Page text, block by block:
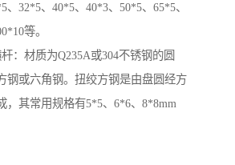
、32*5、40*5、40*3、50*5、65*5、
等。
：材质为Q235A或304不锈钢的圆
钢或六角钢。扭绞方钢是由盘圆经方
，其常用规格有5*5、6*6、8*8mm